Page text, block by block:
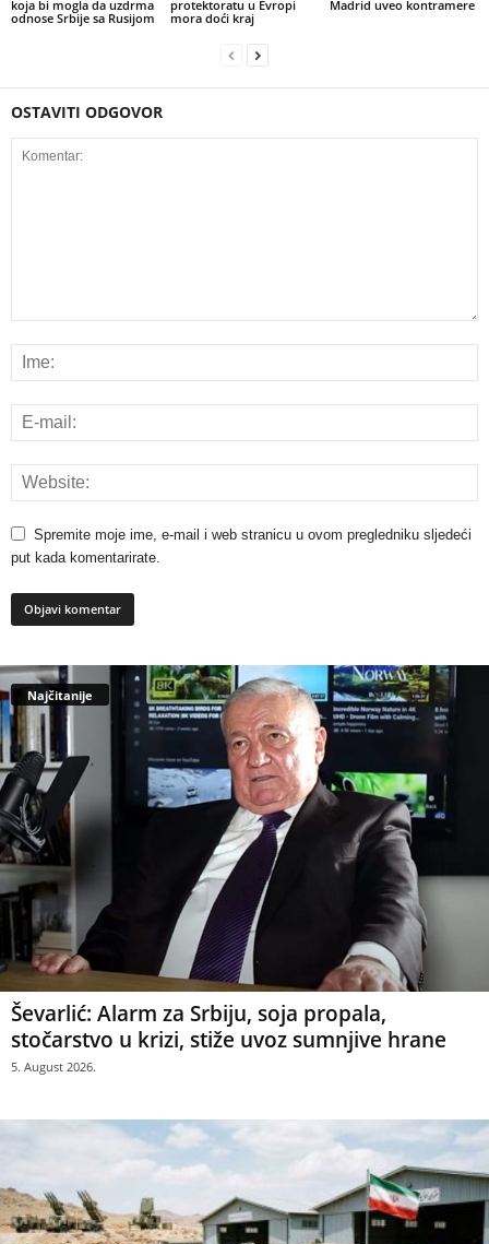
koja bi mogla da uzdrma
odnose Srbije sa Rusijom
protektoratu u Evropi
mora doći kraj
Madrid uveo kontramere
OSTAVITI ODGOVOR
Spremite moje ime, e-mail i web stranicu u ovom pregledniku sljedeći
put kada komentarirate.
Najčitanije
Ševarlić: Alarm za Srbiju, soja propala,
stočarstvo u krizi, stiže uvoz sumnjive hrane
5. August 2026.